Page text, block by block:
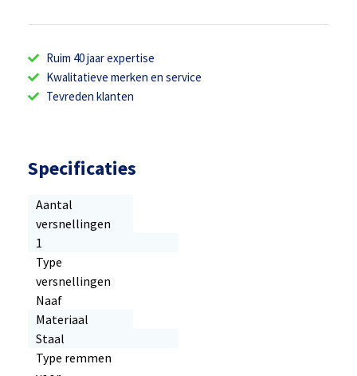
Ruim 40 jaar expertise
Kwalitatieve merken en service
Tevreden klanten
Specificaties
Aantal
versnellingen
1
Type
versnellingen
Naaf
Materiaal
Staal
Type remmen